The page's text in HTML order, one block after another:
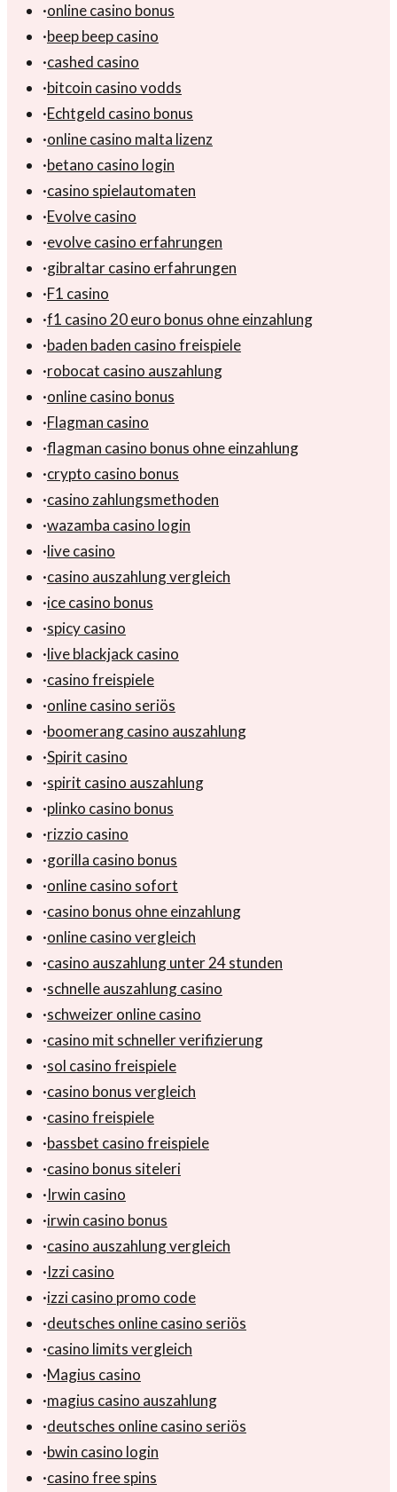
·online casino bonus
·beep beep casino
·cashed casino
·bitcoin casino vodds
·Echtgeld casino bonus
·online casino malta lizenz
·betano casino login
·casino spielautomaten
·Evolve casino
·evolve casino erfahrungen
·gibraltar casino erfahrungen
·F1 casino
·f1 casino 20 euro bonus ohne einzahlung
·baden baden casino freispiele
·robocat casino auszahlung
·online casino bonus
·Flagman casino
·flagman casino bonus ohne einzahlung
·crypto casino bonus
·casino zahlungsmethoden
·wazamba casino login
·live casino
·casino auszahlung vergleich
·ice casino bonus
·spicy casino
·live blackjack casino
·casino freispiele
·online casino seriös
·boomerang casino auszahlung
·Spirit casino
·spirit casino auszahlung
·plinko casino bonus
·rizzio casino
·gorilla casino bonus
·online casino sofort
·casino bonus ohne einzahlung
·online casino vergleich
·casino auszahlung unter 24 stunden
·schnelle auszahlung casino
·schweizer online casino
·casino mit schneller verifizierung
·sol casino freispiele
·casino bonus vergleich
·casino freispiele
·bassbet casino freispiele
·casino bonus siteleri
·Irwin casino
·irwin casino bonus
·casino auszahlung vergleich
·Izzi casino
·izzi casino promo code
·deutsches online casino seriös
·casino limits vergleich
·Magius casino
·magius casino auszahlung
·deutsches online casino seriös
·bwin casino login
·casino free spins